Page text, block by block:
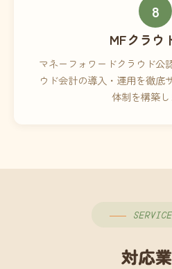
8
MFクラウ
マネーフォワードクラウド公
ウド会計の導入・運用を徹底
体制を構築し
対応